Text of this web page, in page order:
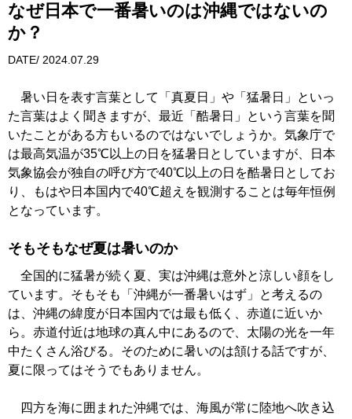
なぜ日本で一番暑いのは沖縄ではないの
か？
DATE/ 2024.07.29
暑い日を表す言葉として「真夏日」や「猛暑日」といっ
た言葉はよく聞きますが、最近「酷暑日」という言葉を聞
いたことがある方もいるのではないでしょうか。気象庁で
は最高気温が35℃以上の日を猛暑日としていますが、日本
気象協会が独自の呼び方で40℃以上の日を酷暑日としてお
り、もはや日本国内で40℃超えを観測することは毎年恒例
となっています。
そもそもなぜ夏は暑いのか
全国的に猛暑が続く夏、実は沖縄は意外と涼しい顔をし
ています。そもそも「沖縄が一番暑いはず」と考えるの
は、沖縄の緯度が日本国内では最も低く、赤道に近いか
ら。赤道付近は地球の真ん中にあるので、太陽の光を一年
中たくさん浴びる。そのために暑いのは頷ける話ですが、
夏に限ってはそうでもありません。
四方を海に囲まれた沖縄では、海風が常に陸地へ吹き込